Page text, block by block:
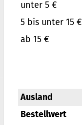
unter 5 €
5 bis unter 15 €
ab 15 €
Ausland
Bestellwert